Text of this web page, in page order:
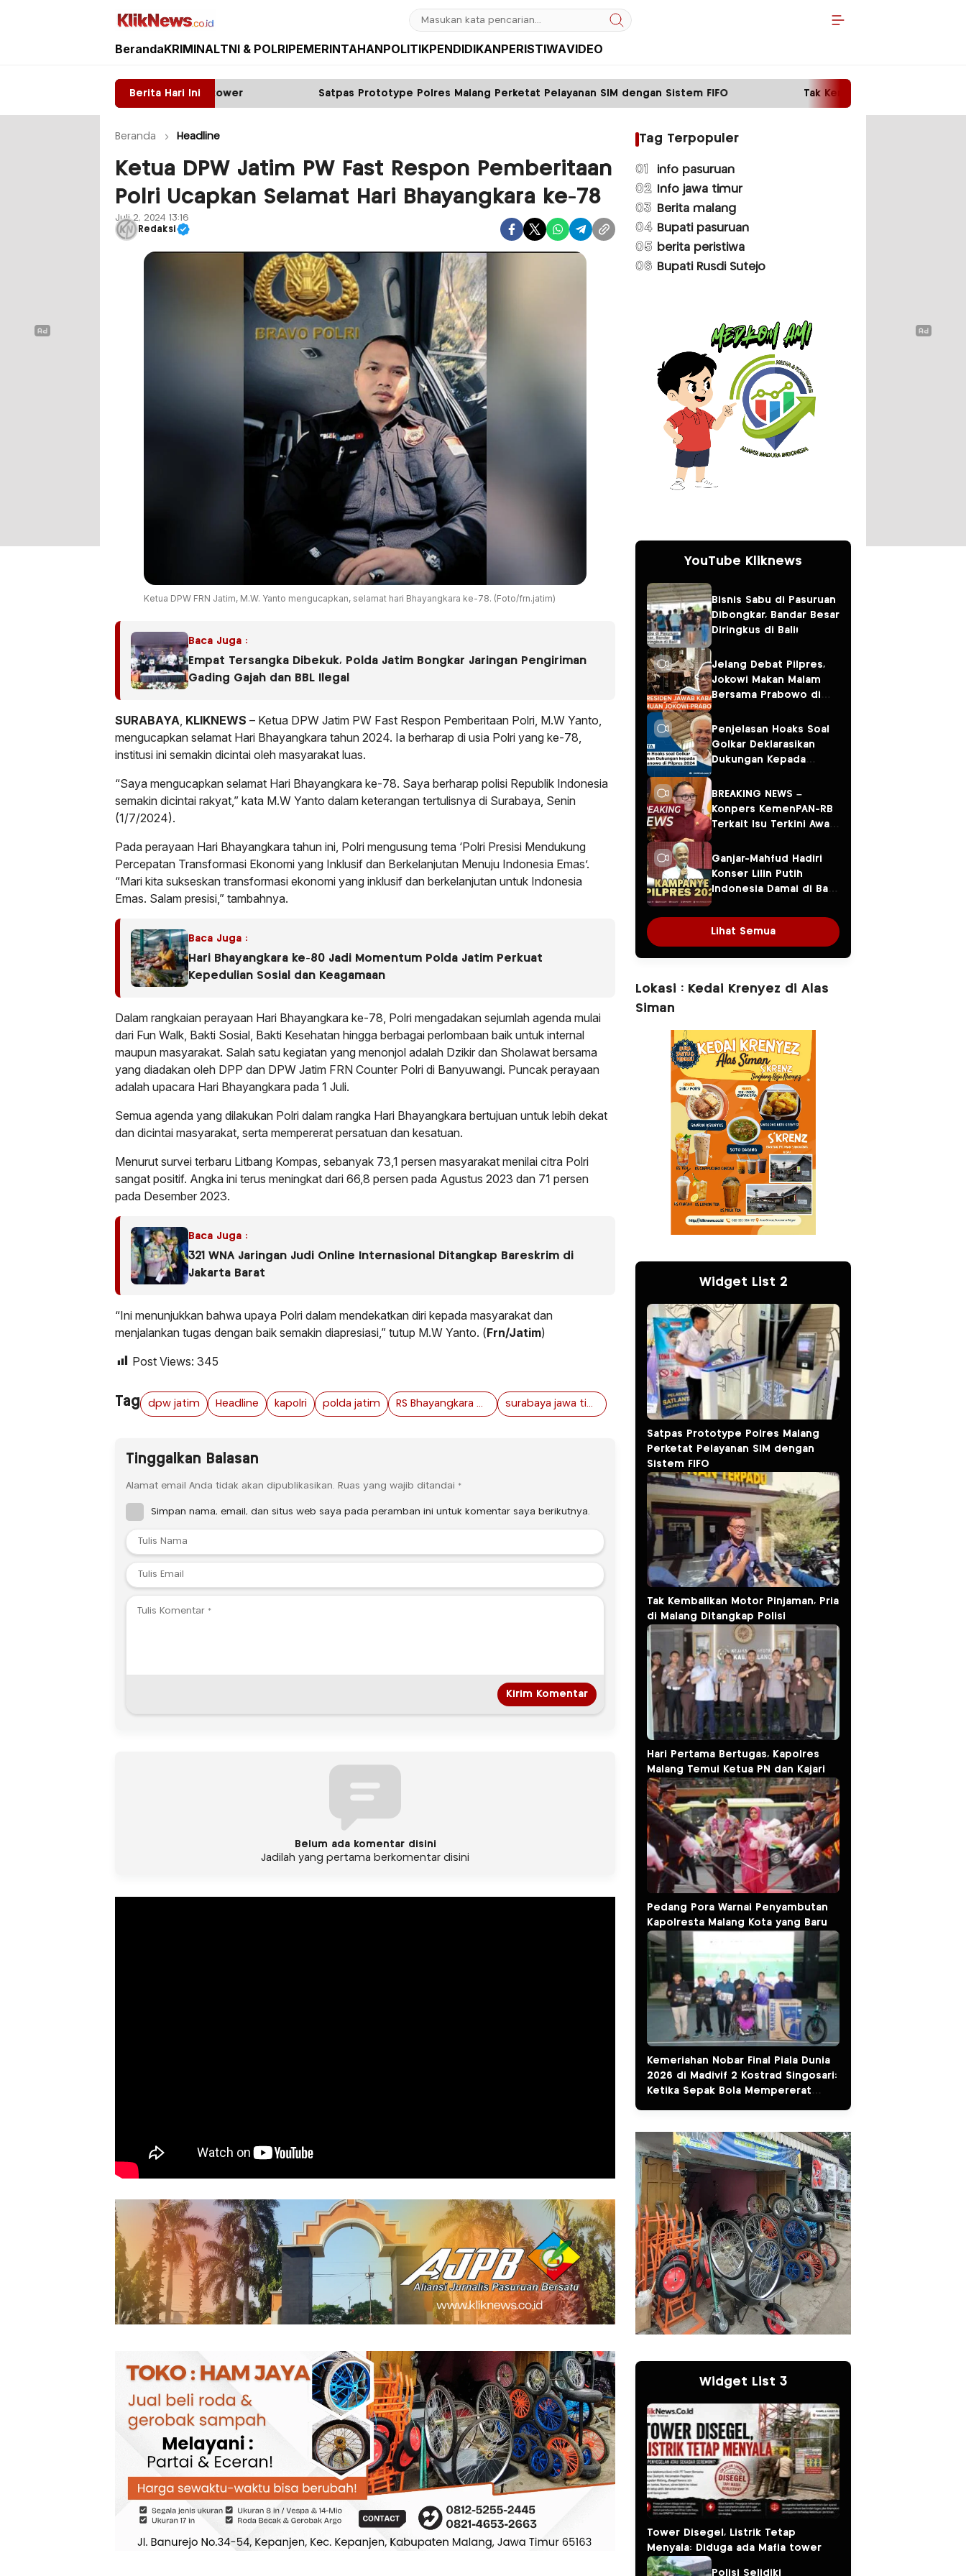
Kliknews.co.id
BerandaKRIMINALTNI & POLRIPEMERINTAHANPOLITIKPENDIDIKANPERISTIWAVIDEO
Berita Hari Ini
Diduga ada Mafia tower Satpas Prototype Polres Malang Perketat Pelayanan SIM dengan Sistem FIFO Tak Kembalikan Motor Pinjaman, Pria di Malang
Beranda Headline
Ketua DPW Jatim PW Fast Respon Pemberitaan
Polri Ucapkan Selamat Hari Bhayangkara ke-78
Juli 2, 2024 13:16
Redaksi
Ketua DPW FRN Jatim, M.W. Yanto mengucapkan, selamat hari Bhayangkara ke-78. (Foto/frn.jatim)
Baca Juga :
Empat Tersangka Dibekuk, Polda Jatim Bongkar Jaringan Pengiriman
Gading Gajah dan BBL Ilegal
SURABAYA KLIKNEWS – Ketua DPW Jatim PW Fast Respon Pemberitaan Polri, M.W Yanto,
mengucapkan selamat Hari Bhayangkara tahun 2024. Ia berharap di usia Polri yang ke-78,
institusi ini semakin dicintai oleh masyarakat luas.
“Saya mengucapkan selamat Hari Bhayangkara ke-78. Saya berharap polisi Republik Indonesia
semakin dicintai rakyat,” kata M.W Yanto dalam keterangan tertulisnya di Surabaya, Senin
(1/7/2024).
Pada perayaan Hari Bhayangkara tahun ini, Polri mengusung tema ‘Polri Presisi Mendukung
Percepatan Transformasi Ekonomi yang Inklusif dan Berkelanjutan Menuju Indonesia Emas’.
“Mari kita sukseskan transformasi ekonomi yang inklusif dan berkelanjutan untuk Indonesia
Emas. Salam presisi,” tambahnya.
Baca Juga :
Hari Bhayangkara ke-80 Jadi Momentum Polda Jatim Perkuat
Kepedulian Sosial dan Keagamaan
Dalam rangkaian perayaan Hari Bhayangkara ke-78, Polri mengadakan sejumlah agenda mulai
dari Fun Walk, Bakti Sosial, Bakti Kesehatan hingga berbagai perlombaan baik untuk internal
maupun masyarakat. Salah satu kegiatan yang menonjol adalah Dzikir dan Sholawat bersama
yang diadakan oleh DPP dan DPW Jatim FRN Counter Polri di Banyuwangi. Puncak perayaan
adalah upacara Hari Bhayangkara pada 1 Juli.
Semua agenda yang dilakukan Polri dalam rangka Hari Bhayangkara bertujuan untuk lebih dekat
dan dicintai masyarakat, serta mempererat persatuan dan kesatuan.
Menurut survei terbaru Litbang Kompas, sebanyak 73,1 persen masyarakat menilai citra Polri
sangat positif. Angka ini terus meningkat dari 66,8 persen pada Agustus 2023 dan 71 persen
pada Desember 2023.
Baca Juga :
321 WNA Jaringan Judi Online Internasional Ditangkap Bareskrim di
Jakarta Barat
“Ini menunjukkan bahwa upaya Polri dalam mendekatkan diri kepada masyarakat dan
menjalankan tugas dengan baik semakin diapresiasi,” tutup M.W Yanto. (Frn/Jatim)
Post Views: 345
Tag dpw jatim Headline kapolri polda jatim
Tinggalkan Balasan
Alamat email Anda tidak akan dipublikasikan. Ruas yang wajib ditandai *
Simpan nama, email, dan situs web saya pada peramban ini untuk komentar saya berikutnya.
Belum ada komentar disini
Jadilah yang pertama berkomentar disini
Tag Terpopuler
01 info pasuruan
02 Info jawa timur
03 Berita malang
04 Bupati pasuruan
05 berita peristiwa
06 Bupati Rusdi Sutejo
YouTube Kliknews
Bisnis Sabu di Pasuruan
Dibongkar, Bandar Besar
Diringkus di Bali!
Jelang Debat Pilpres,
Jokowi Makan Malam
Bersama Prabowo di
Penjelasan Hoaks Soal
Golkar Deklarasikan
Dukungan Kepada
Pilpres 2024
BREAKING NEWS –
Konpers KemenPAN-RB
Terkait Isu Terkini Awal
Ganjar-Mahfud Hadiri
Konser Lilin Putih
Indonesia Damai di Balai
Lihat Semua
Lokasi : Kedai Krenyez di Alas
Siman
Widget List 2
Satpas Prototype Polres Malang
Perketat Pelayanan SIM dengan
Sistem FIFO
Tak Kembalikan Motor Pinjaman, Pria
di Malang Ditangkap Polisi
Hari Pertama Bertugas, Kapolres
Malang Temui Ketua PN dan Kajari
Pedang Pora Warnai Penyambutan
Kapolresta Malang Kota yang Baru
Kemeriahan Nobar Final Piala Dunia
2026 di Madivif 2 Kostrad Singosari:
Ketika Sepak Bola Mempererat
Widget List 3
Tower Disegel, Listrik Tetap
Menyala: Diduga ada Mafia tower
Polisi Selidiki